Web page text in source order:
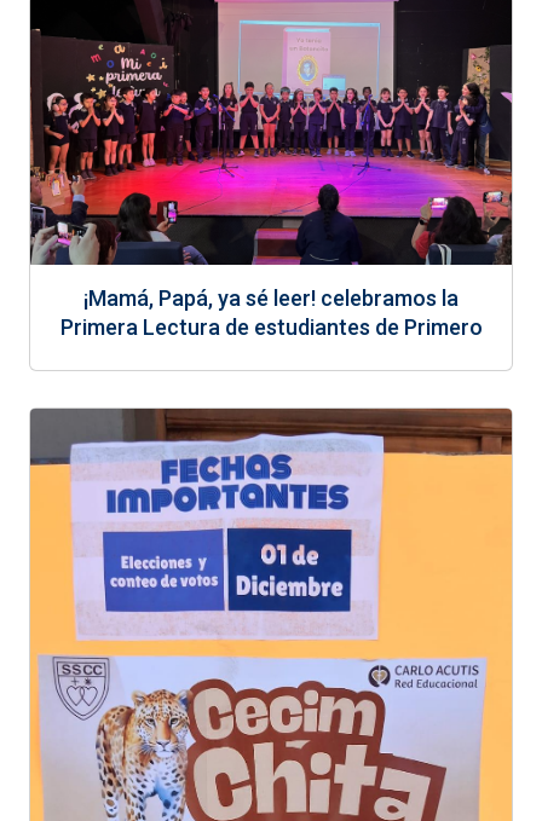
¡Mamá, Papá, ya sé leer! celebramos la
Primera Lectura de estudiantes de Primero